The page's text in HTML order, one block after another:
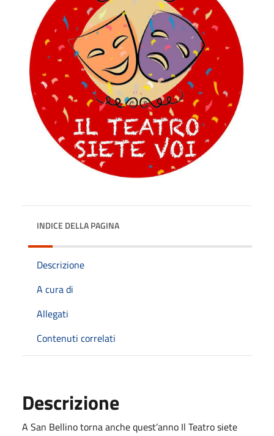
INDICE DELLA PAGINA
Descrizione
A cura di
Allegati
Contenuti correlati
Descrizione
A San Bellino torna anche quest’anno Il Teatro siete